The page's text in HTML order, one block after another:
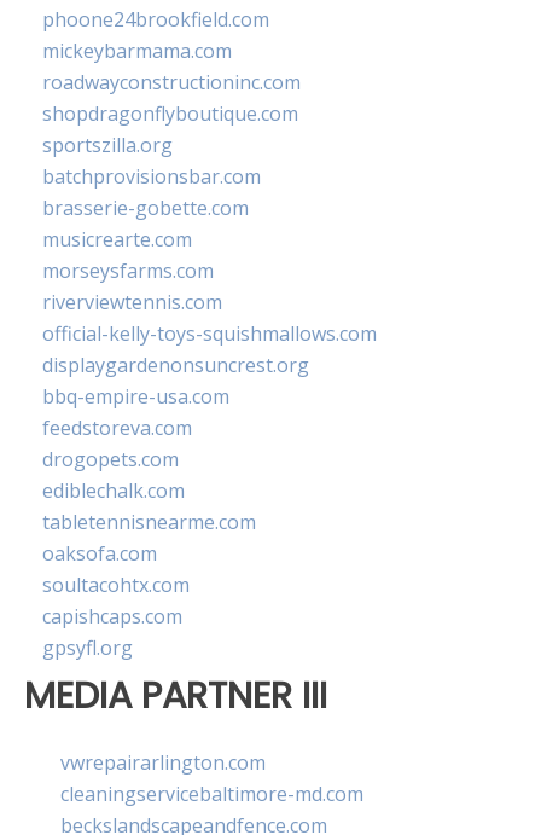
phoone24brookfield.com
mickeybarmama.com
roadwayconstructioninc.com
shopdragonflyboutique.com
sportszilla.org
batchprovisionsbar.com
brasserie-gobette.com
musicrearte.com
morseysfarms.com
riverviewtennis.com
official-kelly-toys-squishmallows.com
displaygardenonsuncrest.org
bbq-empire-usa.com
feedstoreva.com
drogopets.com
ediblechalk.com
tabletennisnearme.com
oaksofa.com
soultacohtx.com
capishcaps.com
gpsyfl.org
MEDIA PARTNER III
vwrepairarlington.com
cleaningservicebaltimore-md.com
beckslandscapeandfence.com